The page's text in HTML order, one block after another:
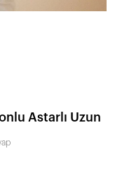
Astarlı Uzun